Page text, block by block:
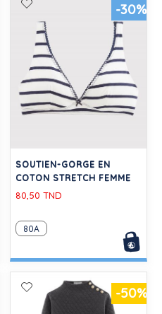
-30%
SOUTIEN-GORGE EN
COTON STRETCH FEMME
80,50 TND
80A
-50%